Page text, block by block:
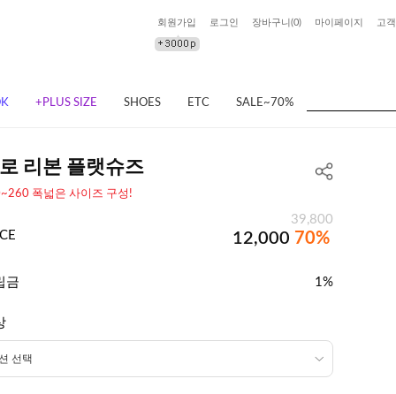
회원가입 로그인 장바구니(0) 마이페이지 고
+PLUS SIZE SHOES ETC SALE~70%
리본 플랫슈즈
폭넓은 사이즈 구성!
39,800
12,000 70%
금 1%